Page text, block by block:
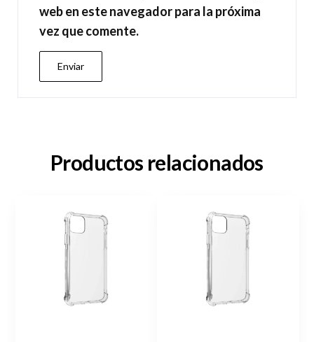
web en este navegador para la próxima
vez que comente.
Productos relacionados